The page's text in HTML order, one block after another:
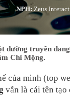
Zeus
NPH:
đường truyền
Chi Mộng.
của mình (top
vẫn là cái tên tạo